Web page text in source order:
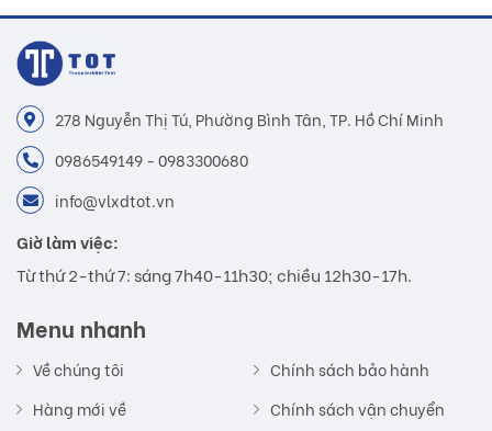
278 Nguyễn Thị Tú, Phường Bình Tân, TP. Hồ Chí Minh
0986549149 - 0983300680
info@vlxdtot.vn
Giờ làm việc:
Từ thứ 2-thứ 7: sáng 7h40-11h30; chiều 12h30-17h.
Menu nhanh
Về chúng tôi
Hàng mới về
Chính sách bảo hành
Chính sách vận chuyển